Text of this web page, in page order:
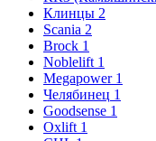
Клинцы 2
Scania 2
Brock 1
Noblelift 1
Megapower 1
Челябинец 1
Goodsense 1
Oxlift 1